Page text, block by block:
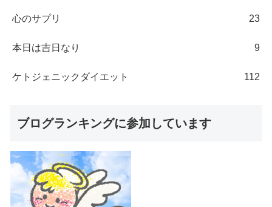
心のサプリ 23
本日は吉日なり 9
ケトジェニックダイエット 112
ブログランキングに参加しています